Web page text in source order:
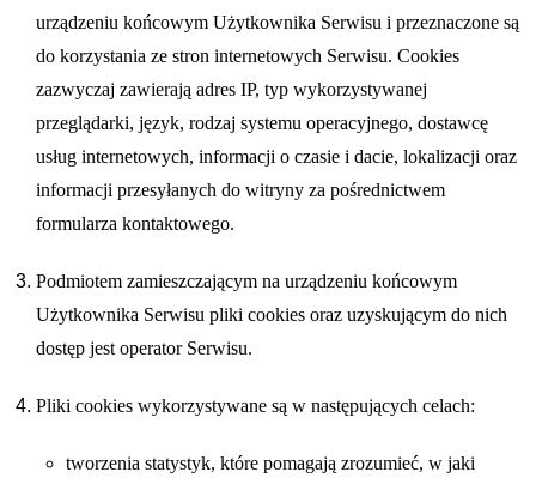
urządzeniu końcowym Użytkownika Serwisu i przeznaczone są
do korzystania ze stron internetowych Serwisu. Cookies
zazwyczaj zawierają adres IP, typ wykorzystywanej
przeglądarki, język, rodzaj systemu operacyjnego, dostawcę
usług internetowych, informacji o czasie i dacie, lokalizacji oraz
informacji przesyłanych do witryny za pośrednictwem
formularza kontaktowego.
Podmiotem zamieszczającym na urządzeniu końcowym
Użytkownika Serwisu pliki cookies oraz uzyskującym do nich
dostęp jest operator Serwisu.
Pliki cookies wykorzystywane są w następujących celach:
tworzenia statystyk, które pomagają zrozumieć, w jaki